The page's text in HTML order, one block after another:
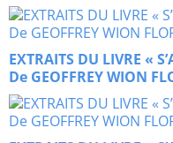
EXTRAITS DU LIVRE «
De GEOFFREY WION